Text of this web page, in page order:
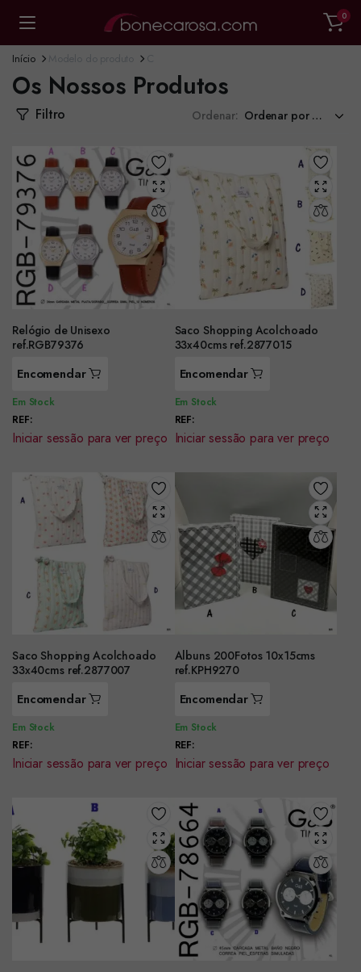
0
Início
Os Nossos Produtos
Filtro Ordenar:
Relógio de Unisexo
ref.RGB79376
Encomendar
Em Stock
REF:
Iniciar sessão para ver preço
Saco Shopping Acolchoado
33x40cms ref.2877015
Encomendar
Em Stock
REF:
Iniciar sessão para ver preço
Saco Shopping Acolchoado
33x40cms ref.2877007
Encomendar
Em Stock
REF:
Iniciar sessão para ver preço
Albuns 200Fotos 10x15cms
ref.KPH9270
Encomendar
Em Stock
REF:
Iniciar sessão para ver preço